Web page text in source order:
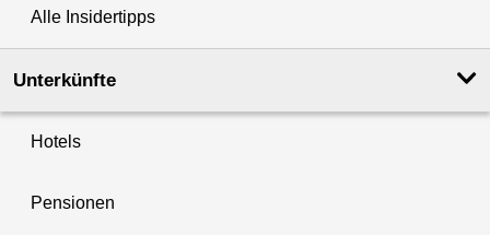
Alle Insidertipps
Unterkünfte
Hotels
Pensionen